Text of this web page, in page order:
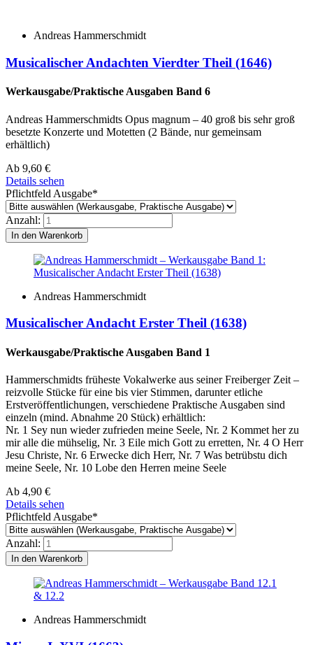
Andreas Hammerschmidt
Musicalischer Andachten Vierdter Theil (1646)
Werkausgabe/Praktische Ausgaben Band 6
Andreas Hammerschmidts Opus magnum – 40 groß bis sehr groß
besetzte Konzerte und Motetten (2 Bände, nur gemeinsam
erhältlich)
Ab 9,60 €
Details sehen
Pflichtfeld Ausgabe*
Anzahl:
Andreas Hammerschmidt
Musicalischer Andacht Erster Theil (1638)
Werkausgabe/Praktische Ausgaben Band 1
Hammerschmidts früheste Vokalwerke aus seiner Freiberger Zeit –
reizvolle Stücke für eine bis vier Stimmen, darunter etliche
Erstveröffentlichungen, verschiedene Praktische Ausgaben sind
einzeln (mind. Abnahme 20 Stück) erhältlich:
Nr. 1 Sey nun wieder zufrieden meine Seele, Nr. 2 Kommet her zu
mir alle die mühselig, Nr. 3 Eile mich Gott zu erretten, Nr. 4 O Herr
Jesu Christe, Nr. 6 Erwecke dich Herr, Nr. 7 Was betrübstu dich
meine Seele, Nr. 10 Lobe den Herren meine Seele
Ab 4,90 €
Details sehen
Pflichtfeld Ausgabe*
Anzahl:
Andreas Hammerschmidt